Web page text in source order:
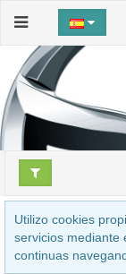
Utilizo cookies
servicios mediante
continuas